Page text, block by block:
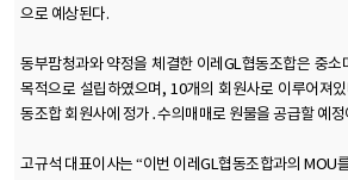
으로 예상된다.
동부팜청과와 약정을 체결한 이레GL협동조합은 중
목적으로 설립하였으며, 10개의 회원사로 이루어져
동조합 회원사에 정가․수의매매로 원물을 공급할 예정
고규석 대표이사는 “이번 이레GL협동조합과의 MOU